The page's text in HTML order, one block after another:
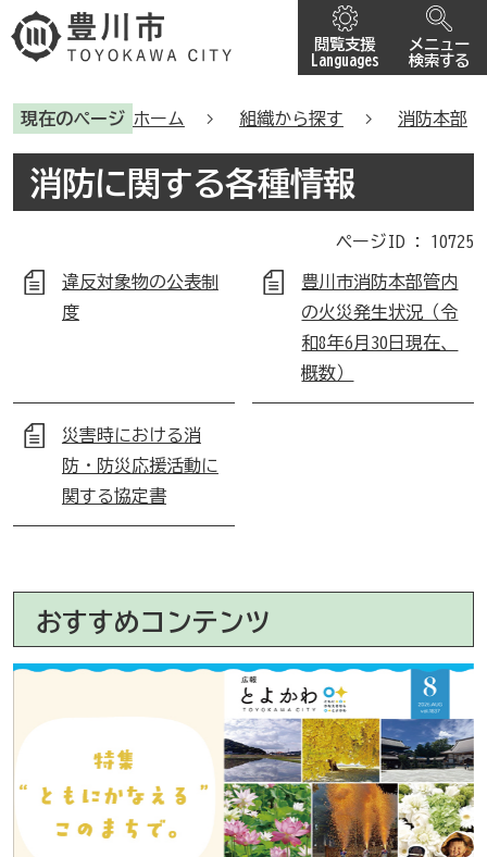
閲覧支援
Languages
メニュー
検索する
現在のページ ホーム 組織から探す 消防本部
消防に関する各種情報
ページID : 10725
違反対象物の公表制
度
豊川市消防本部管内
の火災発生状況（令
和8年6月30日現在、
概数）
災害時における消
防・防災応援活動に
関する協定書
おすすめコンテンツ